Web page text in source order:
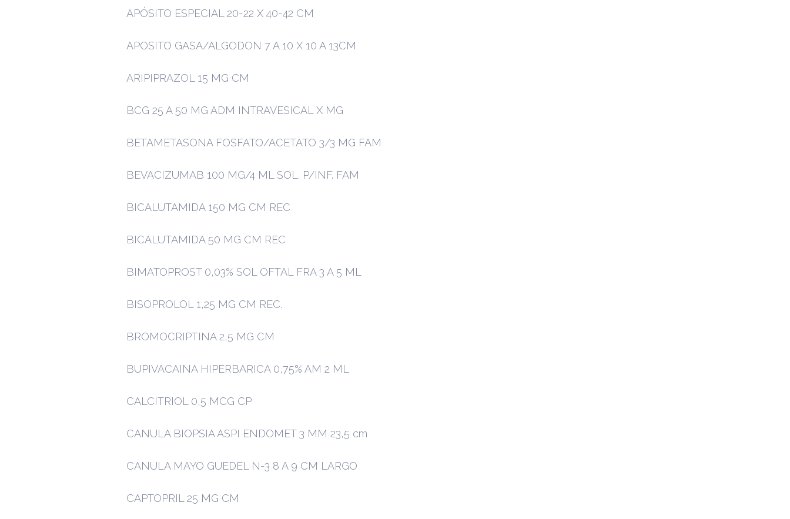
APÓSITO ESPECIAL 20-22 X 40-42 CM
APOSITO GASA/ALGODON 7 A 10 X 10 A 13CM
ARIPIPRAZOL 15 MG CM
BCG 25 A 50 MG ADM INTRAVESICAL X MG
BETAMETASONA FOSFATO/ACETATO 3/3 MG FAM
BEVACIZUMAB 100 MG/4 ML SOL. P/INF. FAM
BICALUTAMIDA 150 MG CM REC
BICALUTAMIDA 50 MG CM REC
BIMATOPROST 0,03% SOL OFTAL FRA 3 A 5 ML
BISOPROLOL 1,25 MG CM REC.
BROMOCRIPTINA 2,5 MG CM
BUPIVACAINA HIPERBARICA 0,75% AM 2 ML
CALCITRIOL 0,5 MCG CP
CANULA BIOPSIA ASPI ENDOMET 3 MM 23,5 cm
CANULA MAYO GUEDEL N-3 8 A 9 CM LARGO
CAPTOPRIL 25 MG CM